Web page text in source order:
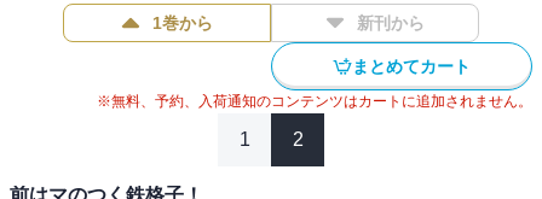
1巻から 新刊から
まとめてカート
※無料、予約、入荷通知のコンテンツはカートに追加されません。
1 2
前はマのつく鉄格子！